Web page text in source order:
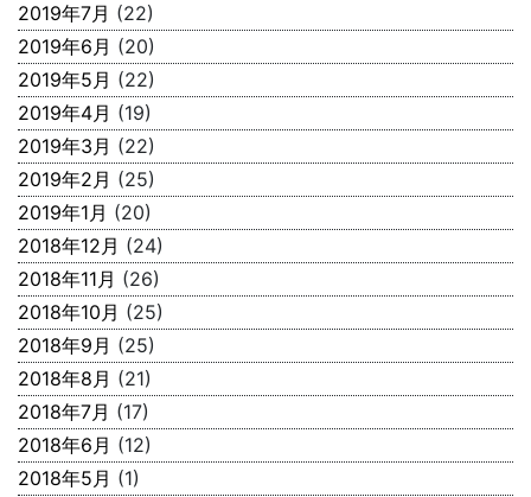
2019年7月 (22)
2019年6月 (20)
2019年5月 (22)
2019年4月 (19)
2019年3月 (22)
2019年2月 (25)
2019年1月 (20)
2018年12月 (24)
2018年11月 (26)
2018年10月 (25)
2018年9月 (25)
2018年8月 (21)
2018年7月 (17)
2018年6月 (12)
2018年5月 (1)